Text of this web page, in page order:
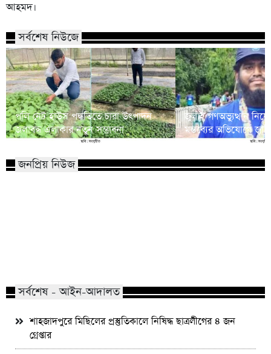
আহমদ।
সর্বশেষ নিউজে
পলি নেট হাউস পদ্ধতিতে চারা উৎপাদন
জলাবদ্ধ এলাকার নতুন সম্ভাবনা
জুলাই গণঅভ্যুত্থান
মন্তব্যের অভিযোগে জাবি
জনপ্রিয় নিউজ
সর্বশেষ - আইন-আদালত
শাহজাদপুরে মিছিলের প্রস্তুতিকালে নিষিদ্ধ ছাত্রলীগের ৪ জন
গ্রেপ্তার